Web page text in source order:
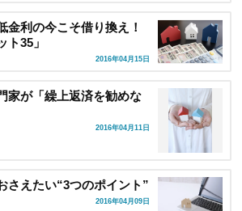
金利の今こそ借り換え！
ト35」
2016年04月15日
家が「繰上返済を勧めな
2016年04月11日
さえたい“3つのポイント”
2016年04月09日